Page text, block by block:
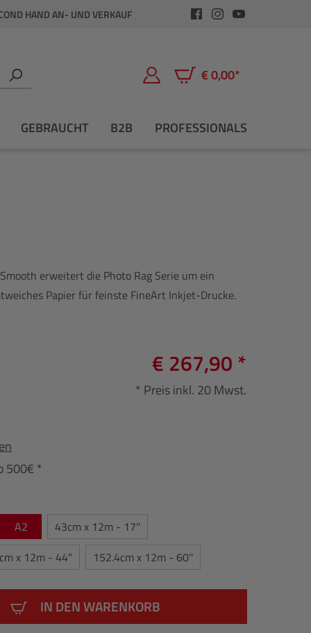
HAND AN- UND VERKAUF
€ 0,00*
Warenkorb enthält 0
GEBRAUCHT B2B PROFESSIONALS
erweitert die Photo Rag Serie um ein
Papier für feinste FineArt Inkjet-Drucke.
€ 267,90 *
* Preis inkl. 20 Mwst.
500€ *
A2
43cm x 12m - 17''
x 12m - 44"
152.4cm x 12m - 60''
IN DEN WARENKORB